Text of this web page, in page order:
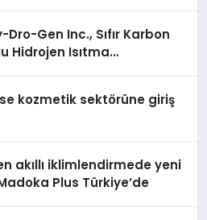
Dro-Gen Inc., Sıfır Karbon
Hidrojen Isıtma
kozmetik sektörüne giriş
akıllı iklimlendirmede yeni
Plus Türkiye’de